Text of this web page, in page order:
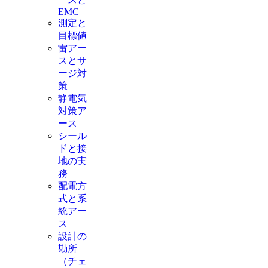
EMC
測定と
目標値
雷アー
スとサ
ージ対
策
静電気
対策ア
ース
シール
ドと接
地の実
務
配電方
式と系
統アー
ス
設計の
勘所
（チェ